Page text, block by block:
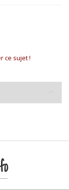
ce sujet !